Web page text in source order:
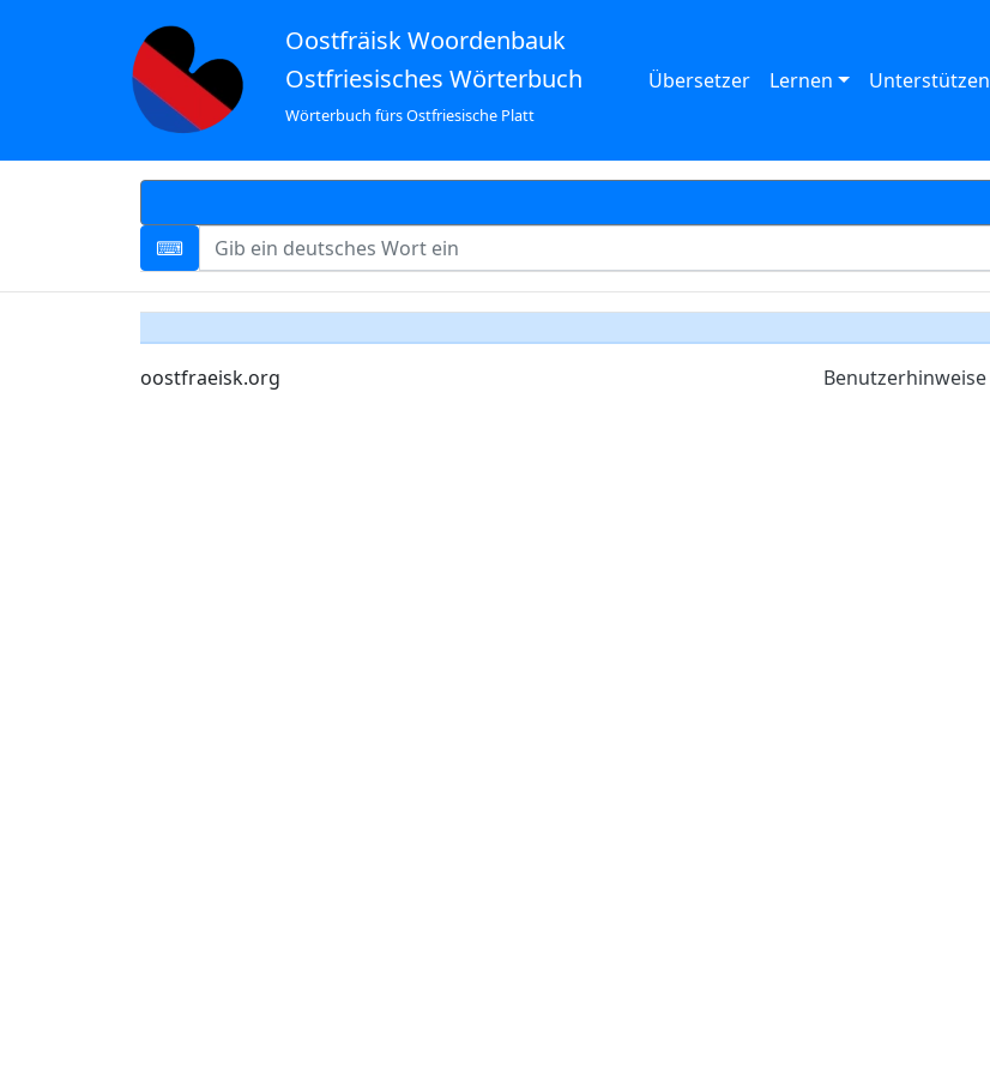
Oostfräisk Woordenbauk
Ostfriesisches Wörterbuch
Wörterbuch fürs Ostfriesische Platt
Übersetzer Lernen Unterstützen
oostfraeisk.org Benutzerhinweise